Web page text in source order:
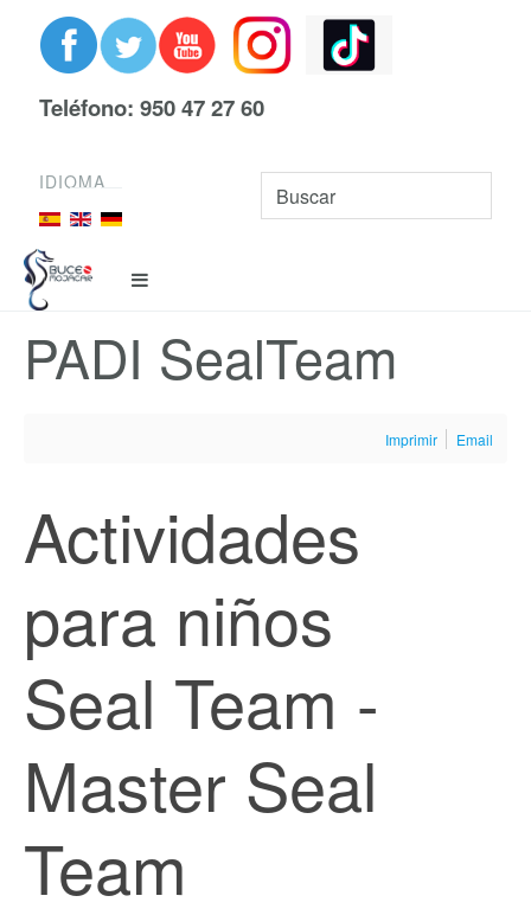
Teléfono: 950 47 27 60
IDIOMA
PADI SealTeam
Imprimir Email
Actividades
para niños
Seal Team -
Master Seal
Team